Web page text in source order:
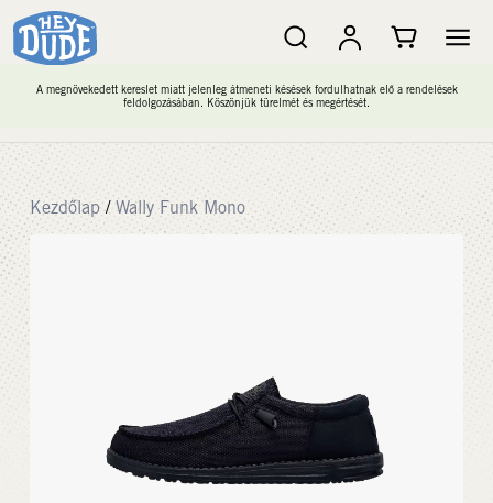
A megnövekedett kereslet miatt jelenleg átmeneti késések fordulhatnak elő a rendelések
feldolgozásában. Köszönjük türelmét és megértését.
Kezdőlap / Wally Funk Mono